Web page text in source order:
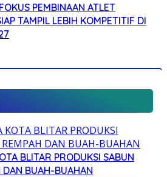
PEMBINAAN ATLET
TAMPIL LEBIH KOMPETITIF DI
BLITAR PRODUKSI SABUN
DAN BUAH-BUAHAN